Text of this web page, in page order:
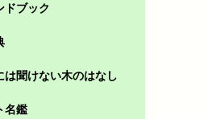
ドブック
は聞けない木のはなし
名鑑